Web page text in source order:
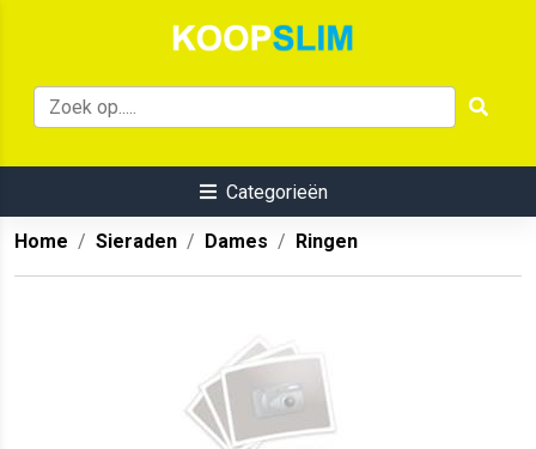
Categorieën
Home Sieraden Dames Ringen